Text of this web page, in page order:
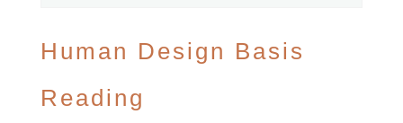
Human Design Basis
Reading